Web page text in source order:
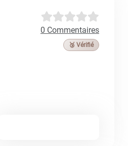
0 Commentaires
🥉 Vérifié